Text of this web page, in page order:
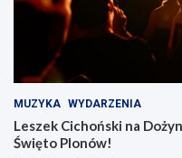
MUZYKA WYDARZENIA
Leszek Cichoński na
Święto Plonów!